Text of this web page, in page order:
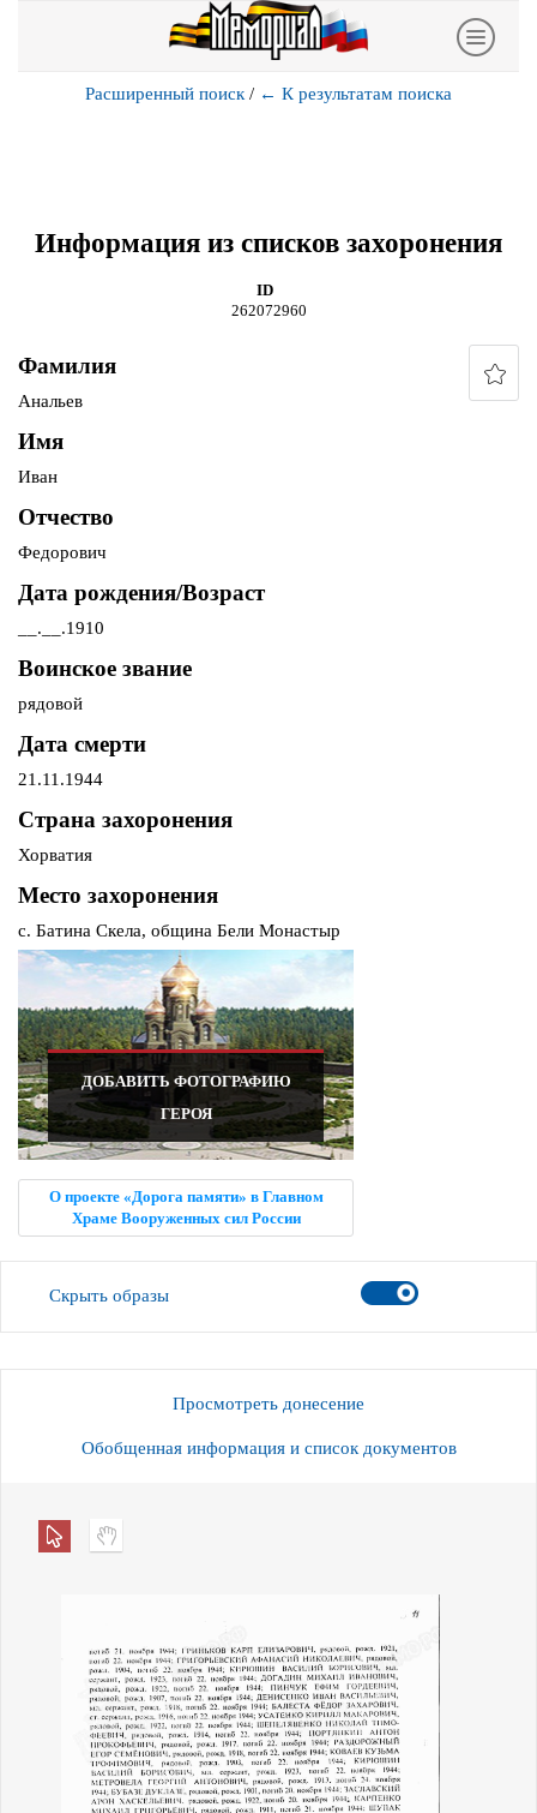
Расширенный поиск / ← К результатам поиска
Информация из списков захоронения
ID
262072960
Фамилия
Анальев
Имя
Иван
Отчество
Федорович
Дата рождения/Возраст
__.__.1910
Воинское звание
рядовой
Дата смерти
21.11.1944
Страна захоронения
Хорватия
Место захоронения
с. Батина Скела, община Бели Монастыр
ДОБАВИТЬ ФОТОГРАФИЮ
ГЕРОЯ
О проекте «Дорога памяти» в Главном
Храме Вооруженных сил России
Скрыть образы
Просмотреть донесение
Обобщенная информация и список документов